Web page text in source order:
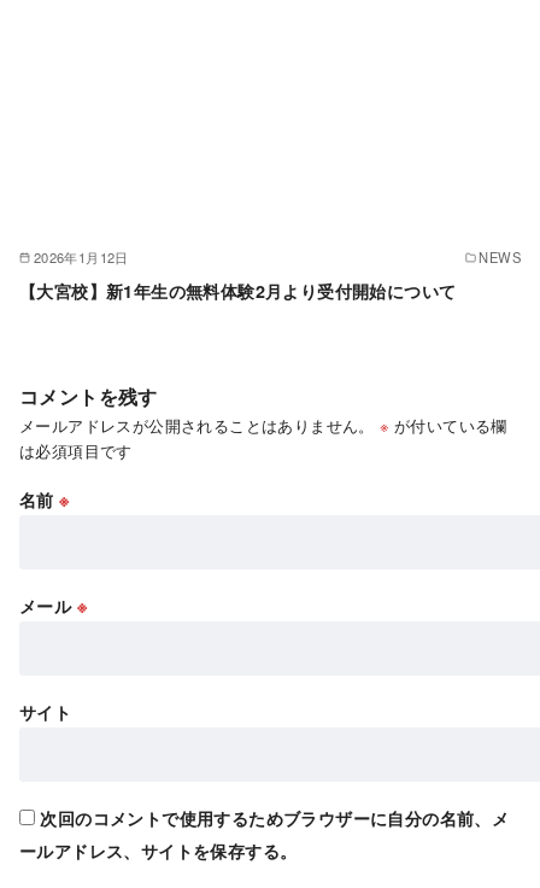
2026年1月12日 NEWS
【大宮校】新1年生の無料体験2月より受付開始について
コメントを残す
メールアドレスが公開されることはありません。 ※ が付いている欄
は必須項目です
名前※
メール ※
サイト
次回のコメントで使用するためブラウザーに自分の名前、メ
ールアドレス、サイトを保存する。